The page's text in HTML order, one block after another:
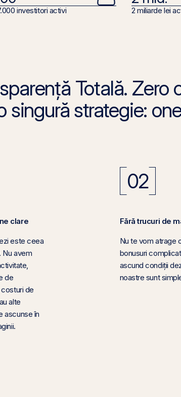
investitori activi 2 miliarde lei
Totală.
singură strategie:
clare
este ceea
Nu avem
de
de
alte
ascunse în
02
Fără trucuri de
Nu te vom atrage
bonusuri
ascund condiții
noastre sunt